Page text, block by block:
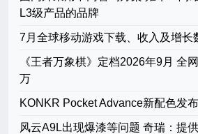
L3级产品的品牌
7月全球移动游戏下载、收入及增长
《王者万象棋》定档2026年9月 全
万
KONKR Pocket Advance新配色发
风云A9L出现爆漆等问题 奇瑞：提